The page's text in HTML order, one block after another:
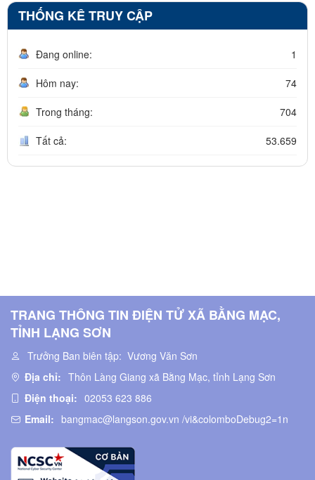
THỐNG KÊ TRUY CẬP
Đang online: 1
Hôm nay: 74
Trong tháng: 704
Tất cả: 53.659
TRANG THÔNG TIN ĐIỆN TỬ XÃ BẰNG MẠC,
TỈNH LẠNG SƠN
Trưởng Ban biên tập: Vương Văn Sơn
Địa chỉ: Thôn Làng Giang xã Bằng Mạc, tỉnh Lạng Sơn
Điện thoại: 02053 623 886
Email: bangmac@langson.gov.vn /vi&colomboDebug2=1n